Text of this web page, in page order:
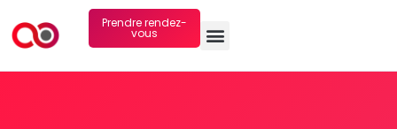
Prendre rendez-
vous